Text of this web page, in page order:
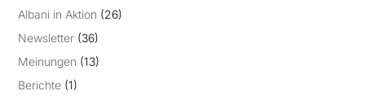
Albani in Aktion (26)
Newsletter (36)
Meinungen (13)
Berichte (1)